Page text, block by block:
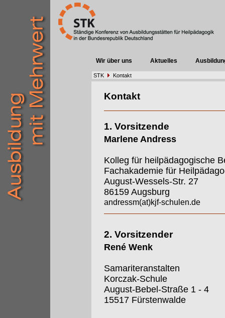
Wir über uns Aktuelles
STK Kontakt
Kontakt
1. Vorsitzende
Marlene Andress
Kolleg für heilpädagogische
Fachakademie für
August-Wessels-Str. 27
86159 Augsburg
andressm(at)kjf-schulen.de
2. Vorsitzender
René Wenk
Samariteranstalten
Korczak-Schule
August-Bebel-Straße 1 - 4
15517 Fürstenwalde